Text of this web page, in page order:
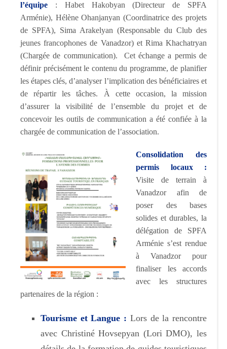
l’équipe : Habet Hakobyan (Directeur de SPFA
Arménie), Hélène Ohanjanyan (Coordinatrice des projets
de SPFA), Sima Arakelyan (Responsable du Club des
jeunes francophones de Vanadzor) et Rima Khachatryan
(Chargée de communication). Cet échange a permis de
définir précisément le contenu du programme, de planifier
les étapes clés, d’analyser l’implication des bénéficiaires et
de répartir les tâches. À cette occasion, la mission
d’assurer la visibilité de l’ensemble du projet et de
concevoir les outils de communication a été confiée à la
chargée de communication de l’association.
Consolidation des
permis locaux :
Visite de terrain à
Vanadzor afin de
poser des bases
solides et durables, la
délégation de SPFA
Arménie s’est rendue
à Vanadzor pour
finaliser les accords
avec les structures
partenaires de la région :
Tourisme et Langue : Lors de la rencontre
avec Christiné Hovsepyan (Lori DMO), les